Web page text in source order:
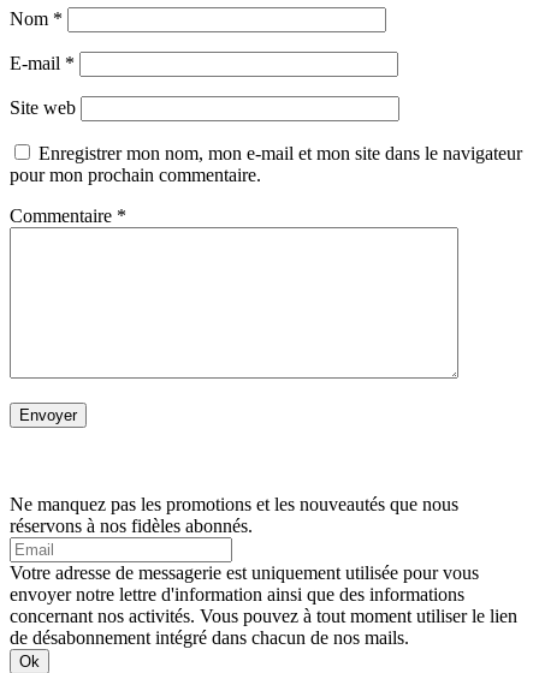
Nom *
E-mail *
Site web
Enregistrer mon nom, mon e-mail et mon site dans le navigateur
pour mon prochain commentaire.
Commentaire *
Ne manquez pas les promotions et les nouveautés que nous
réservons à nos fidèles abonnés.
Votre adresse de messagerie est uniquement utilisée pour vous
envoyer notre lettre d'information ainsi que des informations
concernant nos activités. Vous pouvez à tout moment utiliser le lien
de désabonnement intégré dans chacun de nos mails.